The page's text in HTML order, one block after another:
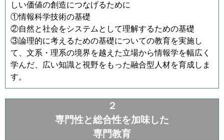
しい価値の創造につなげるために
①情報科学技術の基礎
②自然と社会をシステムとして理解するための基礎
③論理的に考えるための基礎についての教育を実施し
て、文系・理系の境界を越えた立場から情報学を幅広く
学んだ、広い知識と視野をもった融合型人材を育成しま
す。
２
専門性と総合性を加味した
専門教育